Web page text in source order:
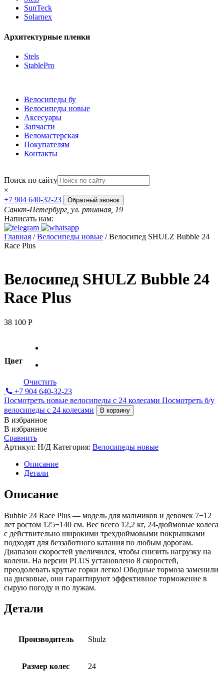
SunTeck
Solarnex
Архитектурные пленки
Stels
StablePro
Велосипеды бу
Велосипеды новые
Аксесуары
Запчасти
Веломастерская
Покупателям
Контакты
Поиск по сайту
×
+7 904 640-32-23
Обратный звонок
Санкт-Петербург, ул. ртивная, 19
Написать нам:
Главная /Велосипеды новые / Велосипед SHULZ Bubble 24
Race Plus
Велосипед SHULZ Bubble 24
Race Plus
38 100 Р
Цвет
Очистить
+7 904 640-32-23
Посмотреть новые велосипеды с 24 колесами Посмотреть б/у
велосипеды с 24 колесами
В корзину
В избранное
В избранное
Сравнить
Артикул: Н/Д Категория: Велосипеды новые
Описание
Детали
Описание
Bubble 24 Race Plus — модель для мальчиков и девочек 7−12
лет ростом 125−140 см. Вес всего 12,2 кг, 24-дюймовые колеса
с действительно широкими трехдюймовыми покрышками
подходят для беззаботного катания по любым дорогам.
Диапазон скоростей увеличился, чтобы снизить нагрузку на
колени. На версии PLUS установлено 8 скоростей,
преодолевать крутые горки легко! Ободные тормоза заменили
на дисковые, они гарантируют эффективное торможение в
сырую погоду и по лужам.
Детали
Производитель Shulz
Размер колес 24